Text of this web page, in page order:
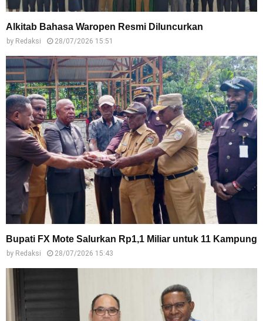
Alkitab Bahasa Waropen Resmi Diluncurkan
by Redaksi 28/07/2026 15:51
Bupati FX Mote Salurkan Rp1,1 Miliar untuk 11 Kampung
by Redaksi 28/07/2026 15:43